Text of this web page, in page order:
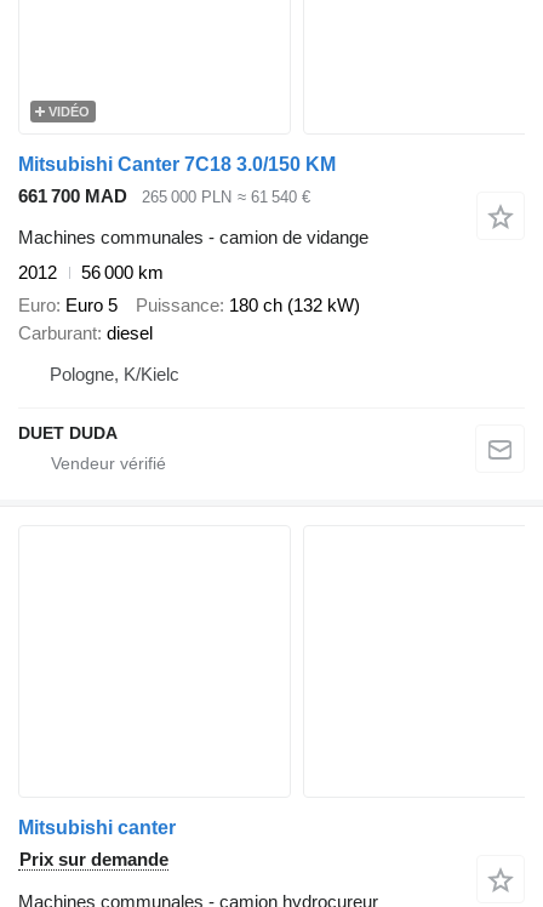
VIDÉO
Mitsubishi Canter 7C18 3.0/150 KM
661 700 MAD
265 000 PLN ≈ 61 540 €
Machines communales - camion de vidange
2012
56 000 km
Euro Euro 5 Puissance 180 ch (132 kW)
Carburant diesel
Pologne, K/Kielc
DUET DUDA
Mitsubishi canter
Prix sur demande
Machines communales - camion hydrocureur